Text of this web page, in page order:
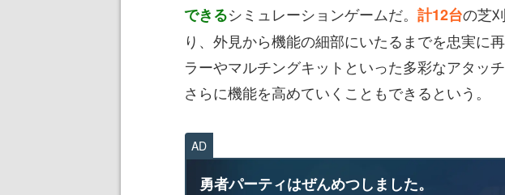
できるシミュレーションゲームだ。 計12台の芝
り、外見から機能の細部にいたるまでを忠実に
ラーやマルチングキットといった多彩なアタッチ
さらに機能を高めていくこともできるという。
AD
勇者パーティはぜんめつしました。